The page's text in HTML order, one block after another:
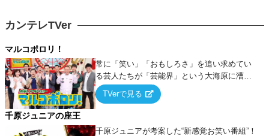
カンテレTVer
マルコポロリ！
常に「笑い」「おもしろさ」を追い求めてい
る芸人たちが「芸能界」という大海原に漕ぎ
出でて、新たなオモシロ人間を発掘する！
TVerで見る
千原ジュニアの座王
千原ジュニアが考案した“新感覚お笑い番組”！